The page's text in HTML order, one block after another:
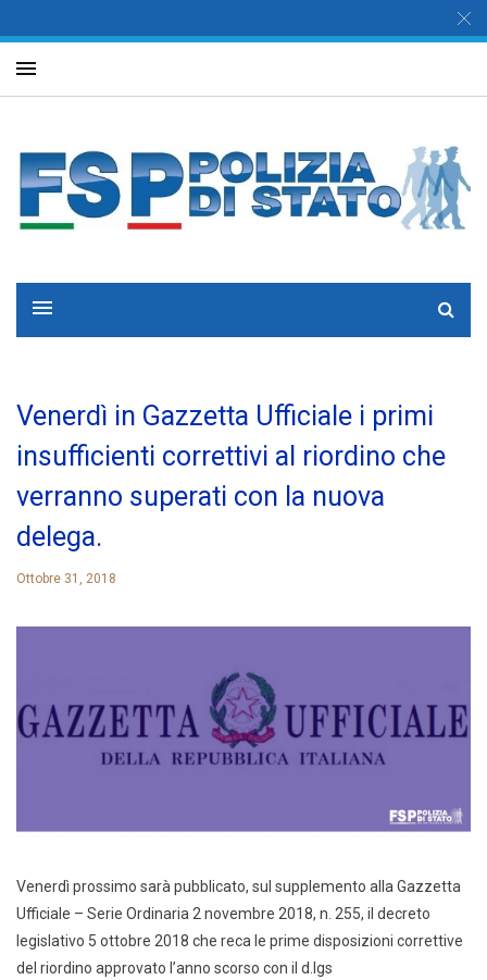
Venerdì in Gazzetta Ufficiale i primi
insufficienti correttivi al riordino che
verranno superati con la nuova
delega.
Ottobre 31, 2018
Venerdì prossimo sarà pubblicato, sul supplemento alla Gazzetta
Ufficiale – Serie Ordinaria 2 novembre 2018, n. 255, il decreto
legislativo 5 ottobre 2018 che reca le prime disposizioni correttive
del riordino approvato l’anno scorso con il d.lgs